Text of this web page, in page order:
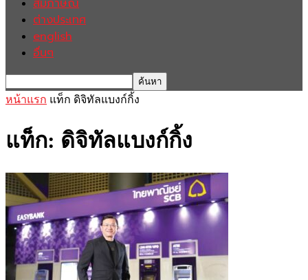
สัมภาษณ์
ต่างประเทศ
english
อื่นๆ
หน้าแรก แท็ก ดิจิทัลแบงก์กิ้ง
แท็ก: ดิจิทัลแบงก์กิ้ง